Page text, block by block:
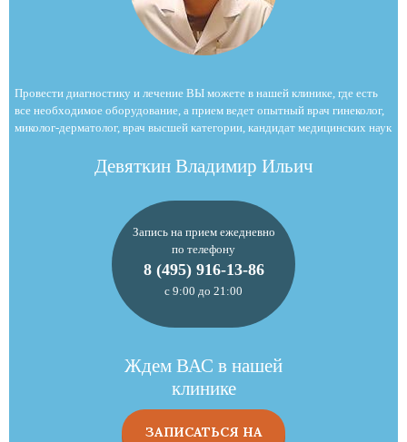
Провести диагностику и лечение ВЫ можете в нашей клинике, где есть
все необходимое оборудование, а прием ведет опытный врач гинеколог,
миколог-дерматолог, врач высшей категории, кандидат медицинских наук
Девяткин Владимир Ильич
Запись на прием ежедневно
по телефону
8 (495) 916-13-86
с 9:00 до 21:00
Ждем ВАС в нашей
клинике
ЗАПИСАТЬСЯ НА